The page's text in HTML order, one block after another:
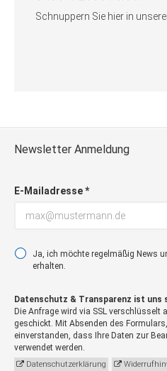
Schnuppern Sie hier in
Newsletter Anmeldung
E-Mailadresse *
Ja, ich möchte regelmäßig News
erhalten.
Datenschutz & Transparenz ist uns
Die Anfrage wird via SSL verschlüsselt
geschickt. Mit Absenden des
einverstanden, dass Ihre Daten zur
verwendet werden.
Datenschutzerklärung